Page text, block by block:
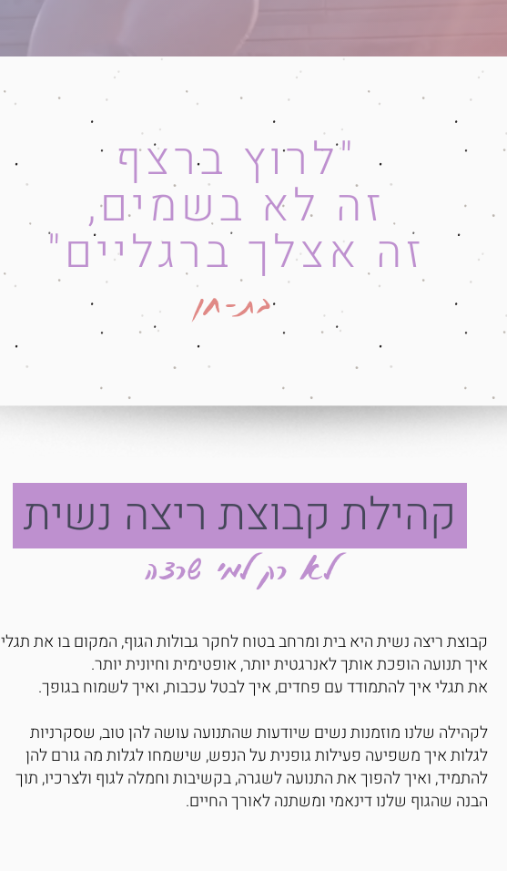
"לרוץ ברצף
זה לא בשמים,
זה אצלך ברגליים"
בת-חן
קהילת קבוצת ריצה נשית
לא רק למי שרצה
קבוצת ריצה נשית היא בית ומרחב בטוח לחקר גבולות הגוף, המקום בו את תגלי
איך תנועה הופכת אותך לאנרגטית יותר, אופטימית וחיונית יותר.
את תגלי איך להתמודד עם פחדים, איך לבטל עכבות, ואיך לשמוח בגופך.
לקהילה שלנו מוזמנות נשים שיודעות שהתנועה עושה להן טוב, שסקרניות
לגלות איך משפיעה פעילות גופנית על הנפש, שישמחו לגלות מה גורם להן
להתמיד, ואיך להפוך את התנועה לשגרה, בקשיבות וחמלה לגוף ולצרכיו, תוך
הבנה שהגוף שלנו דינאמי ומשתנה לאורך החיים.